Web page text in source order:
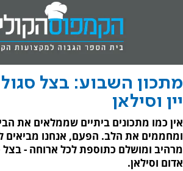
מתכון השבוע: בצל
יין וסילאן
אין כמו מתכונים ביתיים שממלאים את
ומחממים את הלב. הפעם, אנחנו מביאים
מרהיב ומושלם כתוספת לכל ארוחה - בצל
אדום וסילאן.